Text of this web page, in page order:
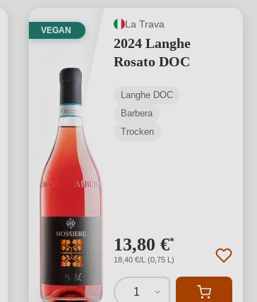
VEGAN
La Trava
2024 Langhe
Rosato DOC
Langhe DOC
Barbera
Trocken
13,80 €*
18,40 €/L (0,75 L)
1